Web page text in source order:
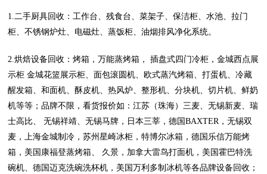
1.二手厨具回收：工作台、残食台、菜架子、保洁柜、水池、拉门
柜、不锈钢炉灶、电磁灶、蒸饭柜、油烟排风净化系统。
2.烘焙设备回收：烤箱，万能蒸烤箱， 插盘式四门冷柜，金城西点展
示柜 金城花篮展示柜、面包滚圆机、欧式蒸汽烤箱、打蛋机、冷藏
醒发箱、和面机、酥皮机、热风炉、整形机、分块机、切片机、鲜奶
机等等；品牌不限，看货报价如：江苏（珠海）三麦、无锡新麦、瑞
士高比、 无锡祥靖、无锡马牌，日本三莘，德国BAXTER，无锡双
麦，上海金城制冷，苏州星崎冰柜，特博尔冰箱，德国乐信万能烤
箱，美国康福登蒸烤箱、 久景，加拿大雷鸟打面机，美国霍巴特洗
碗机、德国迈克洗碗洗杯机，美国万利多制冰机等各品牌设备回收；